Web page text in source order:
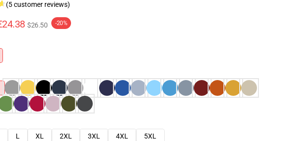
(5 customer reviews)
$26.50 -20%
L XL 2XL 3XL 4XL
5XL